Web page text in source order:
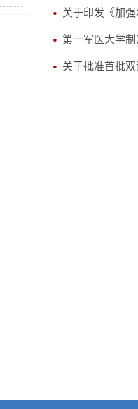
关于印发《加
第一军医大学
关于批准首批